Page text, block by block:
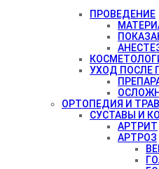
ПРОВЕДЕНИЕ
УХОД ПОСЛЕ
ОРТОПЕДИЯ И
СУСТАВЫ И
АРТРИТ
АРТРОЗ